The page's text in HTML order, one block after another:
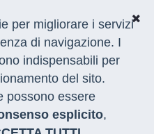
per migliorare i servizi
di navigazione. I
indispensabili per
del sito.
possono essere
esplicito,